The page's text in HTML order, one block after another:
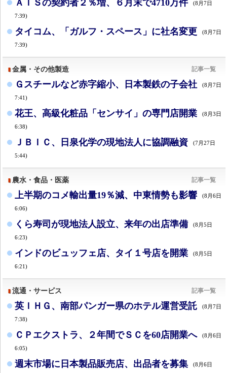
ＡＩＳの契約者２％増、６月末で4710万件 (8月7日
7:39)
タイコム、「ガルフ・スペース」に社名変更 (8月7日
7:39)
金属・その他製造 記事一覧
Ｇスチールなど赤字縮小、日本製鉄の子会社 (8月7日
7:41)
花王、高級化粧品「センサイ」の専門店開業 (8月3日
6:38)
ＪＢＩＣ、日泉化学の現地法人に協調融資 (7月27日
5:44)
農水・食品・医薬 記事一覧
上半期のコメ輸出量19％減、中東情勢も影響 (8月6日
6:06)
くら寿司が現地法人設立、来年の出店準備 (8月5日
6:23)
インドのビュッフェ店、タイ１号店を開業 (8月5日
6:21)
流通・サービス 記事一覧
英ＩＨＧ、南部パンガー県のホテル運営受託 (8月7日
7:38)
ＣＰエクストラ、２年間でＳＣを60店開業へ (8月6日
6:05)
週末市場に日本製品販売店、出品者を募集 (8月6日